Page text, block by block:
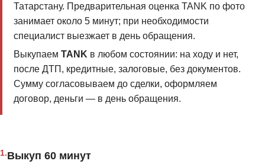
Татарстану. Предварительная оценка TANK по фото
занимает около 5 минут; при необходимости
специалист выезжает в день обращения.
Выкупаем TANK в любом состоянии: на ходу и нет,
после ДТП, кредитные, залоговые, без документов.
Сумму согласовываем до сделки, оформляем
договор, деньги — в день обращения.
1.Выкуп 60 минут